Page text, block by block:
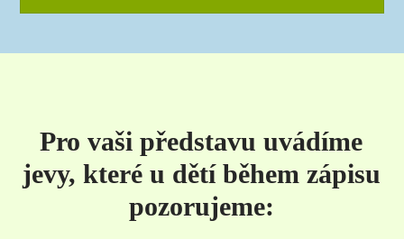
Pro vaši představu uvádíme
jevy, které u dětí během zápisu
pozorujeme: